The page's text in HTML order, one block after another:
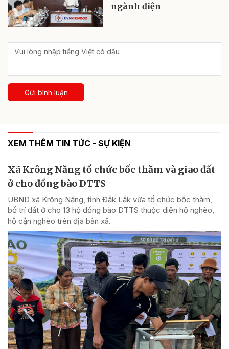
ngành điện
Gửi bình luận
XEM THÊM TIN TỨC - SỰ KIỆN
Xã Krông Năng tổ chức bốc thăm và giao đất
ở cho đồng bào DTTS
UBND xã Krông Năng, tỉnh Đắk Lắk vừa tổ chức bốc thăm,
bố trí đất ở cho 13 hộ đồng bào DTTS thuộc diện hộ nghèo,
hộ cận nghèo trên địa bàn xã.